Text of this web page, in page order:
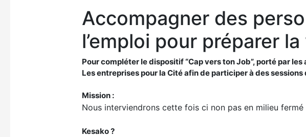
iCalendar
Outlook Live
Accompagner des
l’emploi pour préparer la
Pour compléter le dispositif “Cap vers ton Job”, porté par
Les entreprises pour la Cité afin de participer à des
Mission :
Nous interviendrons cette fois ci non pas en milieu fermé
Kesako ?